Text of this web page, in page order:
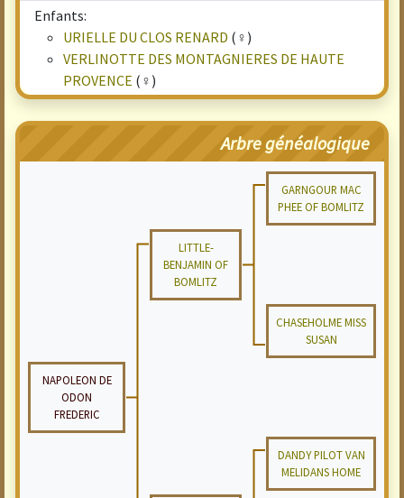
Enfants:
URIELLE DU CLOS RENARD (♀)
VERLINOTTE DES MONTAGNIERES DE HAUTE
PROVENCE (♀)
Arbre généalogique
GARNGOUR MAC
PHEE OF BOMLITZ
LITTLE-
BENJAMIN OF
BOMLITZ
CHASEHOLME MISS
SUSAN
NAPOLEON DE
ODON
FREDERIC
DANDY PILOT VAN
MELIDANS HOME